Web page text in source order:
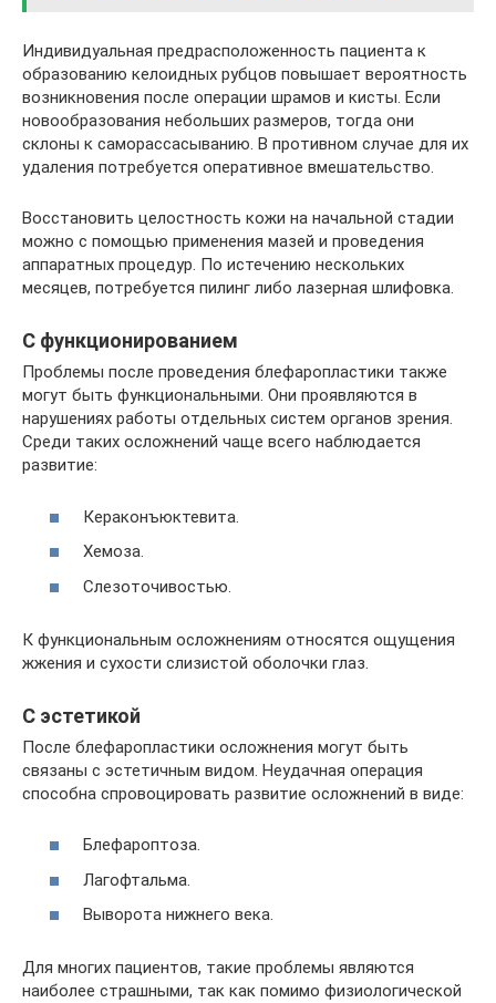
Индивидуальная предрасположенность пациента к
образованию келоидных рубцов повышает вероятность
возникновения после операции шрамов и кисты. Если
новообразования небольших размеров, тогда они
склоны к саморассасыванию. В противном случае для их
удаления потребуется оперативное вмешательство.
Восстановить целостность кожи на начальной стадии
можно с помощью применения мазей и проведения
аппаратных процедур. По истечению нескольких
месяцев, потребуется пилинг либо лазерная шлифовка.
С функционированием
Проблемы после проведения блефаропластики также
могут быть функциональными. Они проявляются в
нарушениях работы отдельных систем органов зрения.
Среди таких осложнений чаще всего наблюдается
развитие:
Кераконъюктевита.
Хемоза.
Слезоточивостью.
К функциональным осложнениям относятся ощущения
жжения и сухости слизистой оболочки глаз.
С эстетикой
После блефаропластики осложнения могут быть
связаны с эстетичным видом. Неудачная операция
способна спровоцировать развитие осложнений в виде:
Блефароптоза.
Лагофтальма.
Выворота нижнего века.
Для многих пациентов, такие проблемы являются
наиболее страшными, так как помимо физиологической